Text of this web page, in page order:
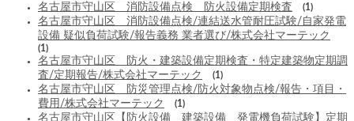
名古屋市守山区 消防設備点検 防火設備定期検査 (1)
名古屋市守山区 消防設備点検/連結送水管耐圧試験/自家発電
設備 疑似負荷試験/報告義務 業者選び/株式会社マーテック
(1)
名古屋市守山区 防火・建築設備定期検査・特定建築物定期調
査/定期報告/株式会社マーテック
(1)
名古屋市守山区 防災管理点検/防火対象物点検/報告・項目・
費用/株式会社マーテック
(1)
名古屋市守山区【防火設備 建築設備 発電機負荷試験】定期